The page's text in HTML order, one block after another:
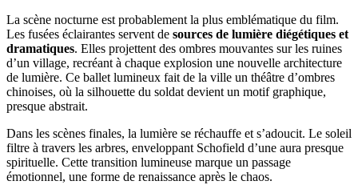
La scène nocturne est probablement la plus emblématique du film.
Les fusées éclairantes servent de sources de lumière diégétiques et
dramatiques. Elles projettent des ombres mouvantes sur les ruines
d’un village, recréant à chaque explosion une nouvelle architecture
de lumière. Ce ballet lumineux fait de la ville un théâtre d’ombres
chinoises, où la silhouette du soldat devient un motif graphique,
presque abstrait.
Dans les scènes finales, la lumière se réchauffe et s’adoucit. Le soleil
filtre à travers les arbres, enveloppant Schofield d’une aura presque
spirituelle. Cette transition lumineuse marque un passage
émotionnel, une forme de renaissance après le chaos.